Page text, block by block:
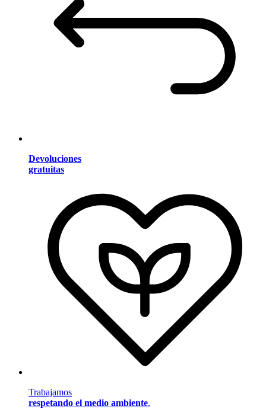
Devoluciones
gratuitas
Trabajamos
respetando el medio ambiente.